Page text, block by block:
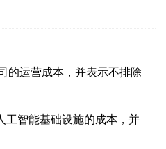
的运营成本，并表示不排除
工智能基础设施的成本，并